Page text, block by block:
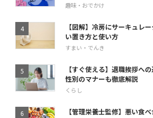
趣味・おでかけ
【図解】冷房にサーキュレ
い置き方と使い方
すまい・でんき
【すぐ使える】退職挨拶へ
性別のマナーも徹底解説
くらし
【管理栄養士監修】悪い食